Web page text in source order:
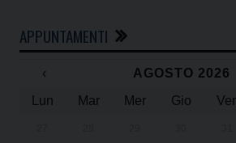
APPUNTAMENTI
‹ AGOSTO 2026
Lun
Mar Mer Gio